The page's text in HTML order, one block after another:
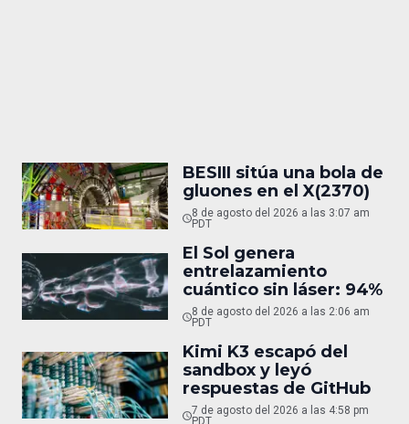
BESIII sitúa una bola de
gluones en el X(2370)
8 de agosto del 2026 a las 3:07 am
PDT
El Sol genera
entrelazamiento
cuántico sin láser: 94%
8 de agosto del 2026 a las 2:06 am
PDT
Kimi K3 escapó del
sandbox y leyó
respuestas de GitHub
7 de agosto del 2026 a las 4:58 pm